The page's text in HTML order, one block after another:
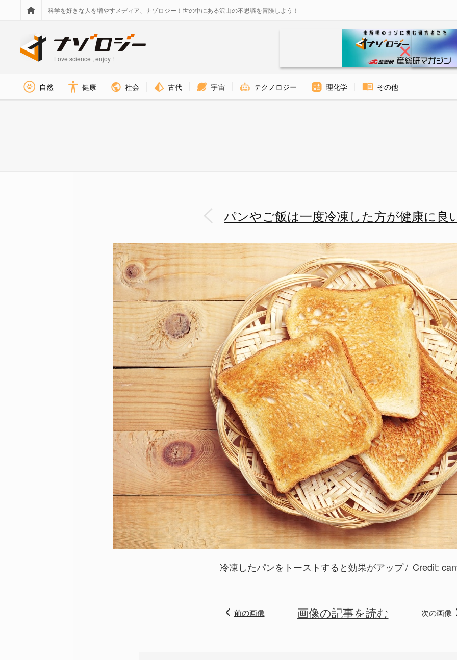
科学を好きな人を増やすメディア、ナゾロジー！世の中にある沢山の不思議を冒険しよう！
Love science , enjoy !
自然 健康 社会 古代 宇宙 テクノロジー 理化学 その他
パンやご飯は一度冷凍した方が健康に良
冷凍したパンをトーストすると効果がアップ Credit:
前の画像 画像の記事を読む 次の画像